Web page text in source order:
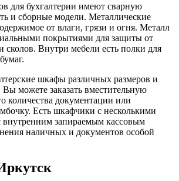
для бухгалтерии имеют сварную
и сборные модели. Металлические
от влаги, грязи и огня. Металл
покрытиями для защиты от
сколов. Внутри мебели есть полки для
шкафы различных размеров и
можете заказать вместительную
количества документации или
Есть шкафчики с несколькими
внутренним запираемым кассовым
наличных и документов особой